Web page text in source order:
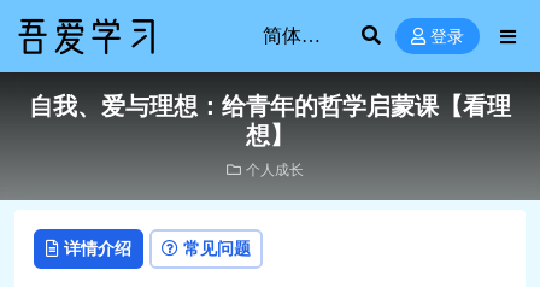
登录
自我、爱与理想：给青年的哲学启蒙课【看理
想】
个人成长
详情介绍 常见问题